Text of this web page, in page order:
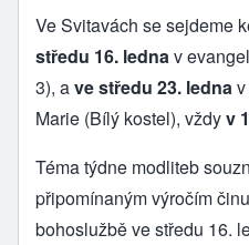
Ve Svitavách se sejdeme
středu 16. lednav
3), ave středu 23. ledna
Marie (Bílý kostel), vždyv
Téma týdne modliteb
připomínaným výročím činu
bohoslužbě ve středu 16.